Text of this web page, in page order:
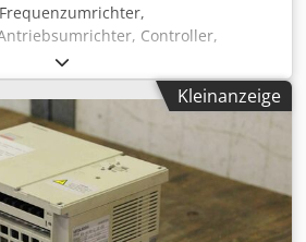
Controller,
Umrichter -Hersteller: TAE,
220 V Leistung: 1 kW -Anker:
Aogqb Ihekrsck -Abmessungen:
2,0 kg
Kleinanzeige